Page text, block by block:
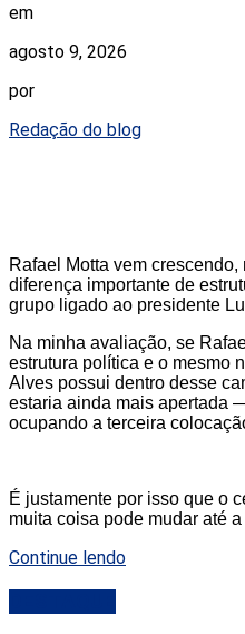
em
agosto 9, 2026
por
Redação do blog
Rafael Motta vem
diferença importante de
grupo ligado ao presidente
Na minha avaliação, se
estrutura política e o mesmo
Alves possui dentro desse
estaria ainda mais apertada
ocupando a terceira
É justamente por isso que o
muita coisa pode mudar até
Continue lendo